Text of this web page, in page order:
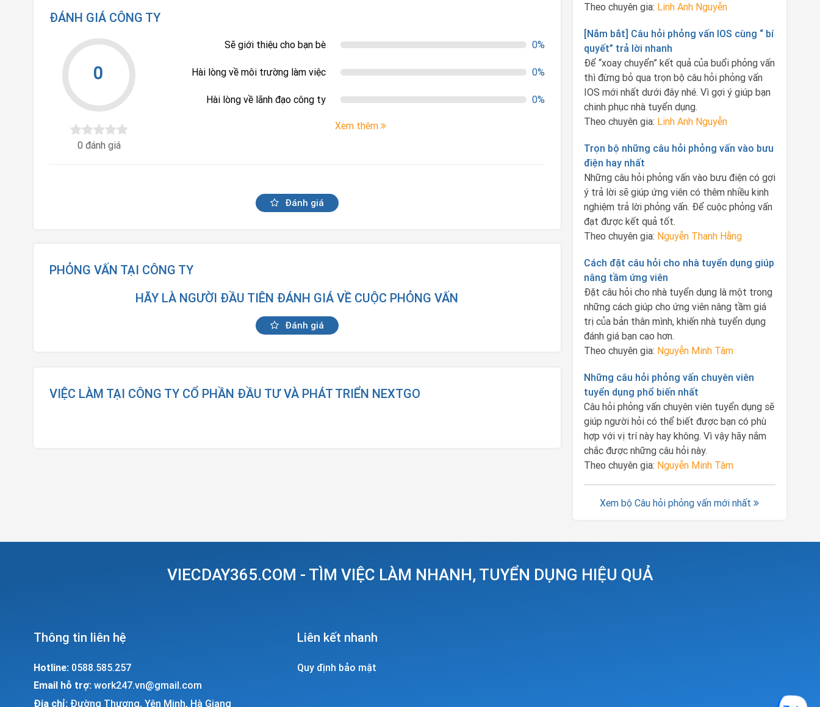
ĐÁNH GIÁ CÔNG TY
0
0 đánh giá
Sẽ giới thiệu cho bạn bè 0%
Hài lòng về môi trường làm việc 0%
Hài lòng về lãnh đạo công ty 0%
Xem thêm
Đánh giá
PHỎNG VẤN TẠI CÔNG TY
HÃY LÀ NGƯỜI ĐẦU TIÊN ĐÁNH GIÁ VỀ CUỘC PHỎNG VẤN
Đánh giá
VIỆC LÀM TẠI CÔNG TY CỔ PHẦN ĐẦU TƯ VÀ PHÁT TRIỂN NEXTGO
Theo chuyên gia: Linh Anh Nguyễn
[Nắm bắt] Câu hỏi phỏng vấn IOS cùng “ bí
quyết” trả lời nhanh
Để “xoay chuyển” kết quả của buổi phỏng vấn
thì đừng bỏ qua trọn bộ câu hỏi phỏng vấn
IOS mới nhất dưới đây nhé. Vì gợi ý giúp bạn
chinh phục nhà tuyển dụng.
Theo chuyên gia: Linh Anh Nguyễn
Trọn bộ những câu hỏi phỏng vấn vào bưu
điện hay nhất
Những câu hỏi phỏng vấn vào bưu điện có gợi
ý trả lời sẽ giúp ứng viên có thêm nhiều kinh
nghiệm trả lời phỏng vấn. Để cuộc phỏng vấn
đạt được kết quả tốt.
Theo chuyên gia: Nguyễn Thanh Hằng
Cách đặt câu hỏi cho nhà tuyển dụng giúp
nâng tầm ứng viên
Đặt câu hỏi cho nhà tuyển dụng là một trong
những cách giúp cho ứng viên nâng tầm giá
trị của bản thân mình, khiến nhà tuyển dụng
đánh giá bạn cao hơn.
Theo chuyên gia: Nguyễn Minh Tâm
Những câu hỏi phỏng vấn chuyên viên
tuyển dụng phổ biến nhất
Câu hỏi phỏng vấn chuyên viên tuyển dụng sẽ
giúp người hỏi có thể biết được bạn có phù
hợp với vị trí này hay không. Vì vậy hãy nắm
chắc được những câu hỏi này.
Theo chuyên gia: Nguyễn Minh Tâm
Xem bộ Câu hỏi phỏng vấn mới nhất
VIECDAY365.COM - TÌM VIỆC LÀM NHANH, TUYỂN DỤNG HIỆU QUẢ
Thông tin liên hệ
Hotline: 0588.585.257
Email hỗ trợ: work247.vn@gmail.com
Địa chỉ: Đường Thượng, Yên Minh, Hà Giang
Liên kết nhanh
Quy định bảo mật